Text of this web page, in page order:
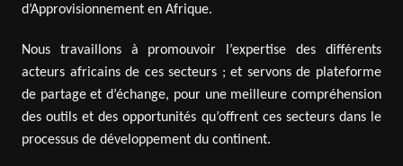
d’Approvisionnement en Afrique.
Nous travaillons à promouvoir l’expertise des différents
acteurs africains de ces secteurs ; et servons de plateforme
de partage et d’échange, pour une meilleure compréhension
des outils et des opportunités qu’offrent ces secteurs dans le
processus de développement du continent.